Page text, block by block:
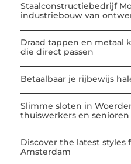
Staalconstructiebedrijf
industriebouw van
Draad tappen en metaal
die direct passen
Betaalbaar je rijbewijs
Slimme sloten in
thuiswerkers en senioren
Discover the latest styles
Amsterdam